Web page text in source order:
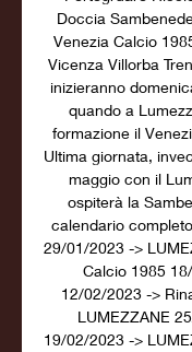
Doccia
Venezia Calcio
Vicenza Villorba
inizieranno
quando a
formazione il
Ultima giornata,
maggio con il
ospiterà la
calendario
29/01/2023 ->
Calcio 1985
12/02/2023 ->
LUMEZZANE
19/02/2023 ->